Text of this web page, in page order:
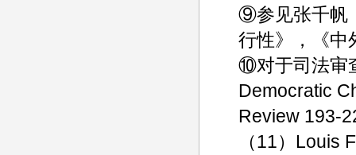
⑨参见张千帆
行性》，《中
⑩对于司法审
Democratic
Review 193-
（11）Louis